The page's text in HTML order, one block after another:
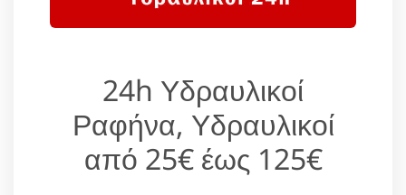
24h Υδραυλικοί
Ραφήνα, Υδραυλικοί
από 25€ έως 125€